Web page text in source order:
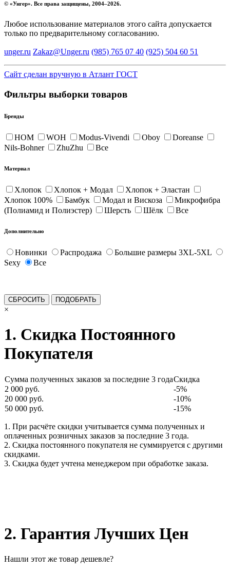
© «Унгер». Все права защищены, 2004–2026.
Любое использование материалов этого сайта допускается
только по предварительному согласованию.
unger.ru Zakaz@Unger.ru (985) 765 07 40 (925) 504 60 51
Сайт сделан вручную в Атлант ГОСТ
Фильтры выборки товаров
Бренды
HOM WOH Modus-Vivendi Oboy
Doreanse
Nils-Bohner
ZhuZhu Все
Материал
Хлопок Хлопок + Модал
Хлопок + Эластан
Хлопок 100%
Бамбук Модал и Вискоза
Микрофибра
(Полиамид и Полиэстер)
Шерсть Шёлк Все
Дополнительно
Новинки Распродажа
Большие размеры 3XL-5XL
Sexy
Все
×
1. Скидка Постоянного
Покупателя
Сумма полученных заказов за последние 3 годаСкидка
2 000 руб.
-5%
20 000 руб.
-10%
50 000 руб.
-15%
1. При расчёте скидки учитывается сумма полученных и
оплаченных розничных заказов за последние 3 года.
2. Скидка постоянного покупателя не суммируется с другими
скидками.
3. Скидка будет учтена менеджером при обработке заказа.
2. Гарантия Лучших Цен
Нашли этот же товар дешевле?